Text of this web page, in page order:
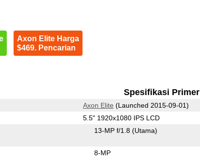
Axon Elite Harga
$469. Pencarian
Spesifikasi Primer
Axon Elite (Launched 2015-09-01)
5.5" 1920x1080 IPS LCD
13-MP f/1.8 (Utama)
8-MP